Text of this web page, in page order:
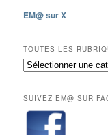
les
mois
réservés
aux
EM@ sur X
TOUTES LES
Toutes
de
Edition
Multimédi@
SUIVEZ EM@ SUR